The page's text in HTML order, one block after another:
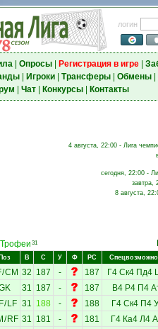
логин
| Опросы| Регистрация в игре|
| Игроки| Трансферы| Обмены|
Чат| Конкурсы| Контакты
4 августа, 22:00 - Лига
сегодня, 22:00 -
завтра,
8 августа,
Трофеи 31
Поз В С У Ф РС
/CM 32 187 - 187 Г4 Ск4 Пд4
31 187 - 187 В4 Р4 П4
/LF 31 188 - 188 Г4 Ск4 П4
/ RF 31 181 - 181 Г4 Ка4 Л4